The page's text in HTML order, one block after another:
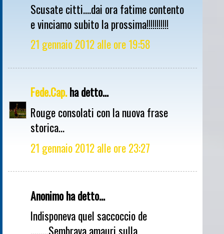
Scusate citti....dai ora fatime contento
e vinciamo subito la prossima!!!!!!!!!!!
21 gennaio 2012 alle ore 19:58
Fede.Cap.ha detto...
Rouge consolati con la nuova frase
storica...
21 gennaio 2012 alle ore 23:27
Anonimo ha detto...
Indisponeva quel saccoccio de
.........Sembrava amauri sulla